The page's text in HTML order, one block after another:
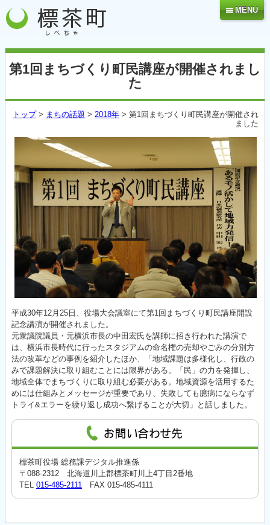
MENU
第1回まちづくり町民講座が開催されまし
た
トップ> まちの話題 > 2018年 > 第1回まちづくり町民講座が開催され
ました
平成30年12月25日、役場大会議室にて第1回まちづくり町民講座開設
記念講演が開催されました。
元衆議院議員・元横浜市長の中田宏氏を講師に招き行われた講演で
は、横浜市長時代に行ったスタジアムの命名権の売却やごみの分別方
法の改革などの事例を紹介したほか、「地域課題は多様化し、行政の
みで課題解決に取り組むことには限界がある。「民」の力を発揮し、
地域全体でまちづくりに取り組む必要がある。地域資源を活用するた
めには仕組みとメッセージが重要であり、失敗しても臆病にならなず
トライ&エラーを繰り返し成功へ繋げることが大切」と話しました。
標茶町役場 総務課デジタル推進係
〒088-2312 北海道川上郡標茶町川上4丁目2番地
TEL 015-485-2111 FAX 015-485-4111